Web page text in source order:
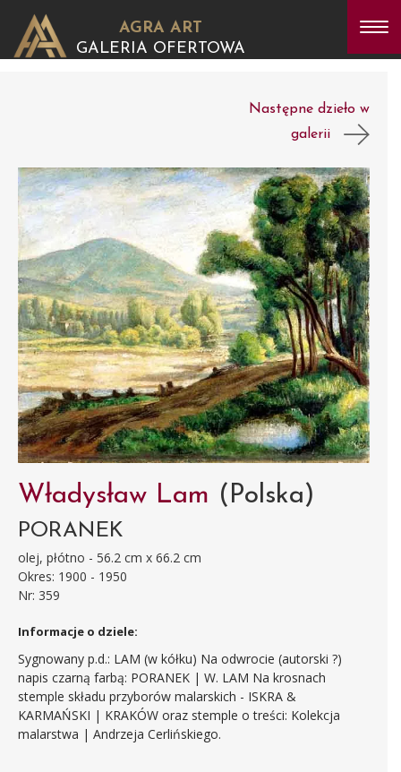
AGRA ART
GALERIA OFERTOWA
Następne dzieło w
galerii
Władysław Lam (Polska)
PORANEK
olej, płótno - 56.2 cm x 66.2 cm
Okres: 1900 - 1950
Nr: 359
Informacje o dziele:
Sygnowany p.d.: LAM (w kółku) Na odwrocie (autorski ?)
napis czarną farbą: PORANEK | W. LAM Na krosnach
stemple składu przyborów malarskich - ISKRA &
KARMAŃSKI | KRAKÓW oraz stemple o treści: Kolekcja
malarstwa | Andrzeja Cerlińskiego.